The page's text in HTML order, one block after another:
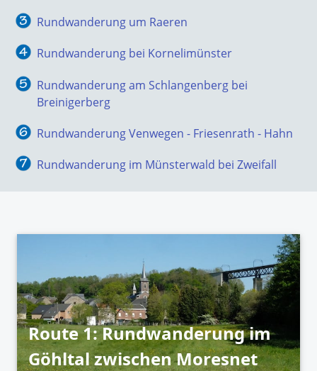
Rundwanderung um Raeren
Rundwanderung bei Kornelimünster
Rundwanderung am Schlangenberg bei
Breinigerberg
Rundwanderung Venwegen - Friesenrath - Hahn
Rundwanderung im Münsterwald bei Zweifall
Route 1: Rundwanderung im
Göhltal zwischen Moresnet